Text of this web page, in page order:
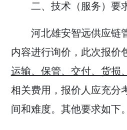
二、技术（服务）要
河北雄安智远供应链
内容进行询价，此次报价
运输、保管、交付、货损
相关费用，报价人应充分
间和难度。其他要求如下。